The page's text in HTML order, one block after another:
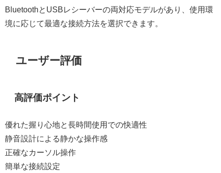
BluetoothとUSBレシーバーの両対応モデルがあり、使用環
境に応じて最適な接続方法を選択できます。
ユーザー評価
高評価ポイント
優れた握り心地と長時間使用での快適性
静音設計による静かな操作感
正確なカーソル操作
簡単な接続設定